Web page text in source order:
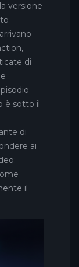
versione
di
è sotto il
di
ai
il